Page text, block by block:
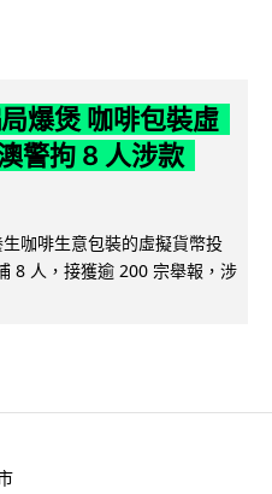
爆煲 咖啡包裝虛
警拘 8 人涉款
咖啡生意包裝的虛擬貨幣投
8 人，接獲逾 200 宗舉報，涉